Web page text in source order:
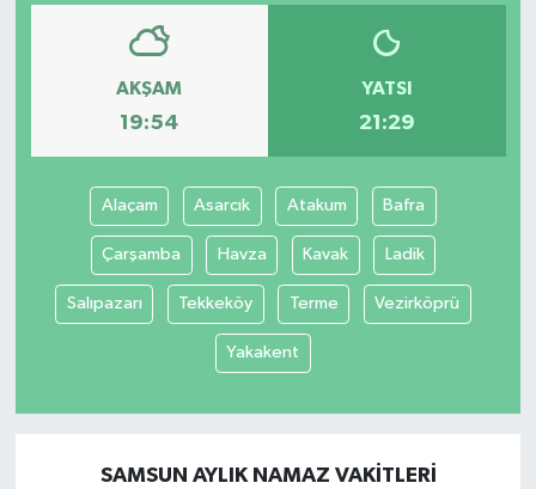
AKŞAM
19:54
YATSI
21:29
Alaçam Asarcık Atakum Bafra
Çarşamba Havza Kavak Ladik
Salıpazarı Tekkeköy Terme Vezirköprü
Yakakent
SAMSUN AYLIK NAMAZ VAKITLERI